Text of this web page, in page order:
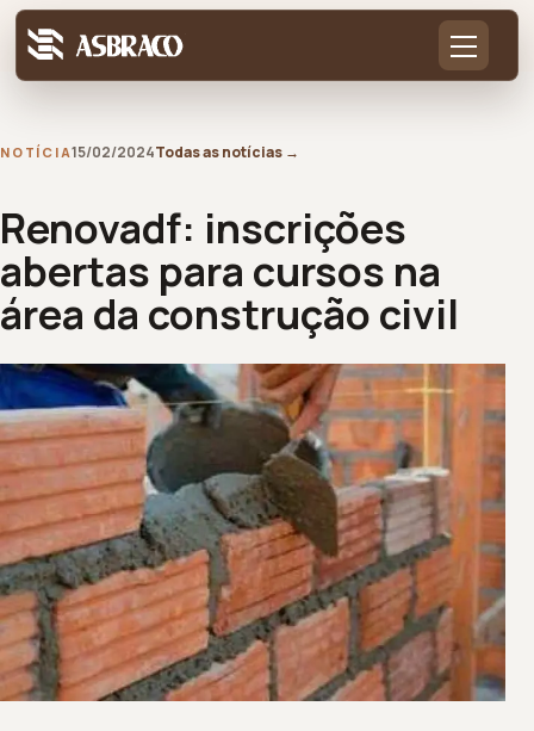
NOTÍCIA15/02/2024Todas as notícias →
Renovadf: inscrições
abertas para cursos na
área da construção civil